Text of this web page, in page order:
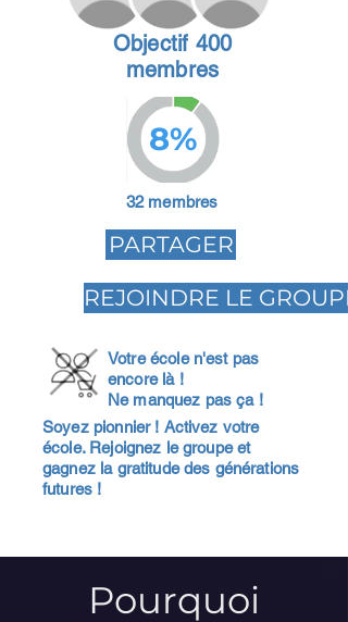
Objectif 400
membres
8%
32 membres
PARTAGER
REJOINDRE LE GROUPE
Votre école n'est pas
encore là !
Ne manquez pas ça !
Soyez pionnier ! Activez votre
école. Rejoignez le groupe et
gagnez la gratitude des générations
futures !
Pourquoi